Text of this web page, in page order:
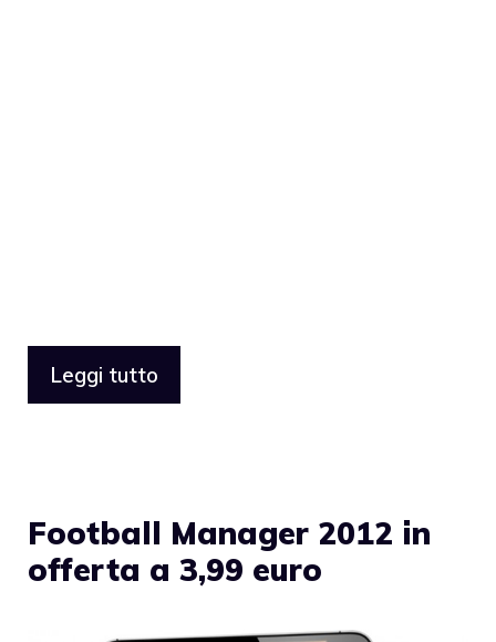
Leggi tutto
Football Manager 2012 in
offerta a 3,99 euro